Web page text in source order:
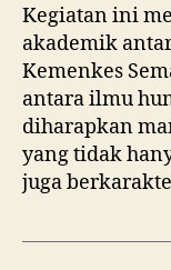
Kegiatan ini
akademik
Kemenkes
antara ilmu
diharapkan
yang tidak
juga